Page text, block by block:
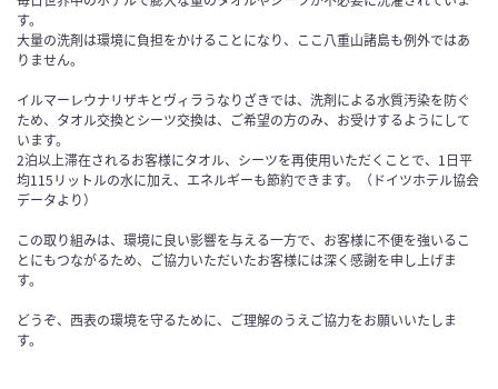
す。
大量の洗剤は環境に負担をかけることになり、ここ八重山諸島も例外ではあ
りません。
イルマーレウナリザキとヴィラうなりざきでは、洗剤による水質汚染を防ぐ
ため、タオル交換とシーツ交換は、ご希望の方のみ、お受けするようにして
います。
2泊以上滞在されるお客様にタオル、シーツを再使用いただくことで、1日平
均115リットルの水に加え、エネルギーも節約できます。（ドイツホテル協会
データより）
この取り組みは、環境に良い影響を与える一方で、お客様に不便を強いるこ
とにもつながるため、ご協力いただいたお客様には深く感謝を申し上げま
す。
どうぞ、西表の環境を守るために、ご理解のうえご協力をお願いいたしま
す。